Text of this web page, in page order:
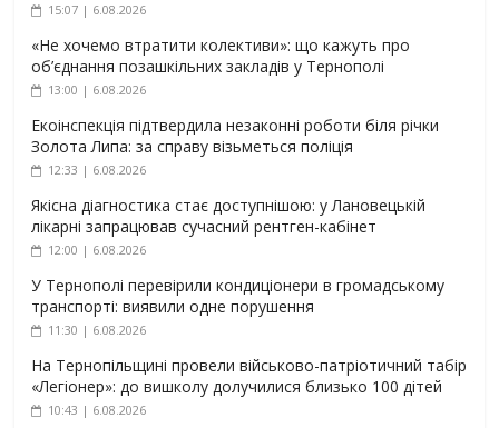
15:07 | 6.08.2026
«Не хочемо втратити колективи»: що кажуть про
об’єднання позашкільних закладів у Тернополі
13:00 | 6.08.2026
Екоінспекція підтвердила незаконні роботи біля річки
Золота Липа: за справу візьметься поліція
12:33 | 6.08.2026
Якісна діагностика стає доступнішою: у Лановецькій
лікарні запрацював сучасний рентген-кабінет
12:00 | 6.08.2026
У Тернополі перевірили кондиціонери в громадському
транспорті: виявили одне порушення
11:30 | 6.08.2026
На Тернопільщині провели військово-патріотичний табір
«Легіонер»: до вишколу долучилися близько 100 дітей
10:43 | 6.08.2026